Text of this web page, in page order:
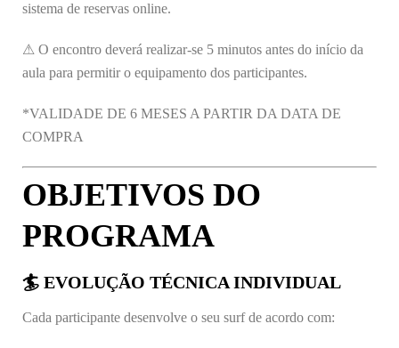
sistema de reservas online.
⚠ O encontro deverá realizar-se 5 minutos antes do início da
aula para permitir o equipamento dos participantes.
*VALIDADE DE 6 MESES A PARTIR DA DATA DE
COMPRA
OBJETIVOS DO
PROGRAMA
🏄 EVOLUÇÃO TÉCNICA INDIVIDUAL
Cada participante desenvolve o seu surf de acordo com: